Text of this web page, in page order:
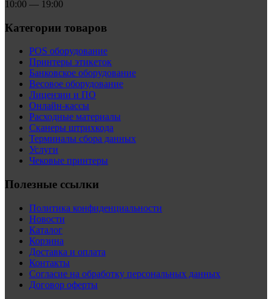
10:00 — 19:00
Категории товаров
POS оборудование
Принтеры этикеток
Банковское оборудование
Весовое оборудование
Лицензии и ПО
Онлайн-кассы
Расходные материалы
Сканеры штрихкода
Терминалы сбора данных
Услуги
Чековые принтеры
Полезные ссылки
Политика конфиденциальности
Новости
Каталог
Корзина
Доставка и оплата
Контакты
Согласие на обработку персональных данных
Договор оферты